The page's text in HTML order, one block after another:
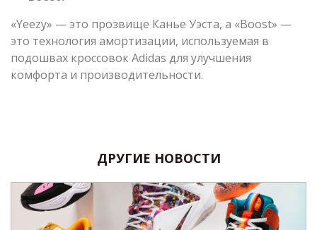
«Yeezy» — это прозвище Канье Уэста, а «Boost» —
это технология амортизации, используемая в
подошвах кроссовок Adidas для улучшения
комфорта и производительности.
ДРУГИЕ НОВОСТИ